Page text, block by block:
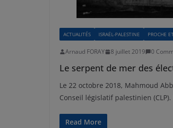
ACTUALITÉS ISRAËL-PALESTINE PROCHE
Arnaud FORAY 8 juillet 2019 0
Le serpent de mer des
Le 22 octobre 2018, Mahmoud
Conseil législatif palestinien (CLP).
Read More